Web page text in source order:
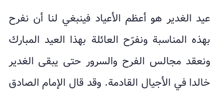
عيد الغدير هو أعظم الأعياد فينبغي لنا أن نفرح
بهذه المناسبة ونفرّح العائلة بهذا العيد المبارك
ونعقد مجالس الفرح والسرور حتى يبقى الغدير
خالدا في الأجيال القادمة. وقد قال الإمام الصادق